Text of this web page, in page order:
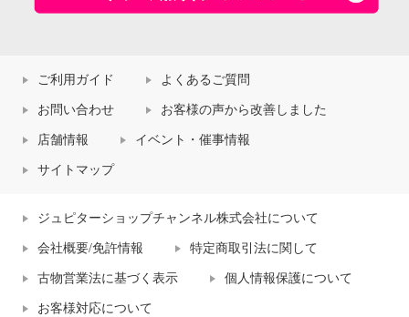
ご利用ガイド よくあるご質問
お問い合わせ お客様の声から改善しました
店舗情報 イベント・催事情報
サイトマップ
ジュピターショップチャンネル株式会社について
会社概要/免許情報 特定商取引法に関して
古物営業法に基づく表示 個人情報保護について
お客様対応について